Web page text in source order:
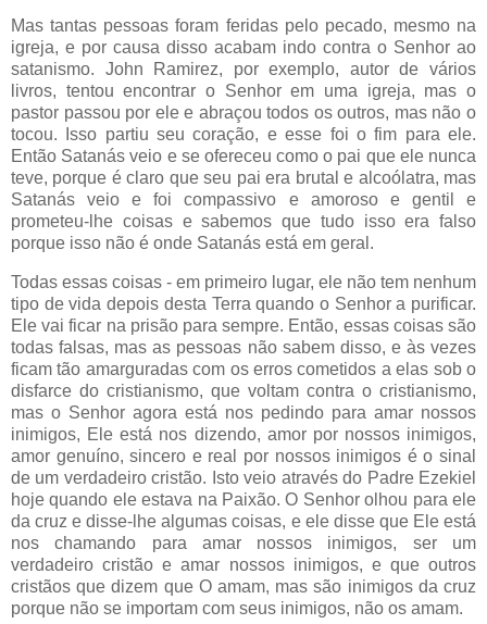
Mas tantas pessoas foram feridas pelo pecado, mesmo na
igreja, e por causa disso acabam indo contra o Senhor ao
satanismo. John Ramirez, por exemplo, autor de vários
livros, tentou encontrar o Senhor em uma igreja, mas o
pastor passou por ele e abraçou todos os outros, mas não o
tocou. Isso partiu seu coração, e esse foi o fim para ele.
Então Satanás veio e se ofereceu como o pai que ele nunca
teve, porque é claro que seu pai era brutal e alcoólatra, mas
Satanás veio e foi compassivo e amoroso e gentil e
prometeu-lhe coisas e sabemos que tudo isso era falso
porque isso não é onde Satanás está em geral.
Todas essas coisas - em primeiro lugar, ele não tem nenhum
tipo de vida depois desta Terra quando o Senhor a purificar.
Ele vai ficar na prisão para sempre. Então, essas coisas são
todas falsas, mas as pessoas não sabem disso, e às vezes
ficam tão amarguradas com os erros cometidos a elas sob o
disfarce do cristianismo, que voltam contra o cristianismo,
mas o Senhor agora está nos pedindo para amar nossos
inimigos, Ele está nos dizendo, amor por nossos inimigos,
amor genuíno, sincero e real por nossos inimigos é o sinal
de um verdadeiro cristão. Isto veio através do Padre Ezekiel
hoje quando ele estava na Paixão. O Senhor olhou para ele
da cruz e disse-lhe algumas coisas, e ele disse que Ele está
nos chamando para amar nossos inimigos, ser um
verdadeiro cristão e amar nossos inimigos, e que outros
cristãos que dizem que O amam, mas são inimigos da cruz
porque não se importam com seus inimigos, não os amam.